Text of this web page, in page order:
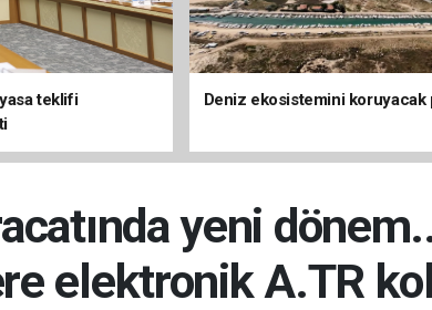
teklifi
Deniz ekosistemini koruyacak
yeni
elektronik A.TR